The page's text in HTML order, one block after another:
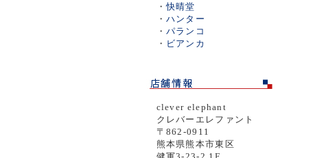
・快晴堂
・ ハンター
・ パランコ
・ ビアンカ
clever elephant
クレバーエレファント
〒862-0911
熊本県熊本市東区
健軍3-23-2 1F